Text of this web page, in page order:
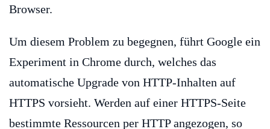
Browser.
Um diesem Problem zu begegnen, führt Google ein
Experiment in Chrome durch, welches das
automatische Upgrade von HTTP-Inhalten auf
HTTPS vorsieht. Werden auf einer HTTPS-Seite
bestimmte Ressourcen per HTTP angezogen, so